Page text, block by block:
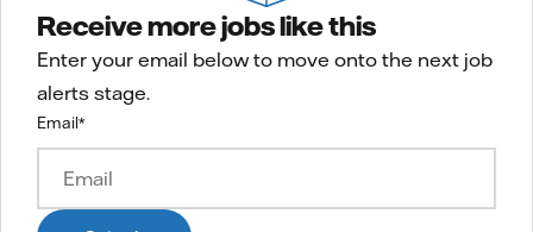
Receive more jobs like this
Enter your email below to move onto the next job
alerts stage.
Email*